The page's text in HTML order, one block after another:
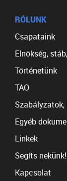
RÓLUNK
Csapataink
Elnökség,
Történetünk
TAO
Szabályzatok,
Egyéb
Linkek
Segíts nekünk!
Kapcsolat